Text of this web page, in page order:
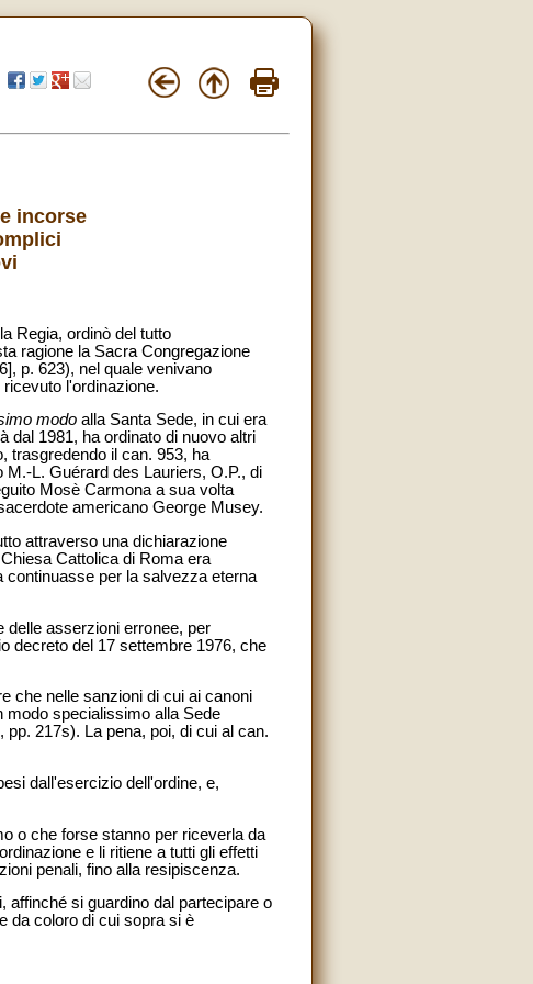
incorse
Regia, ordinò del tutto
ragione la Sacra Congregazione
p. 623), nel quale venivano
l'ordinazione.
modo alla Santa Sede, in cui era
dal 1981, ha ordinato di nuovo altri
trasgredendo il can. 953, ha
L. Guérard des Lauriers, O.P., di
Mosè Carmona a sua volta
americano George Musey.
attraverso una dichiarazione
Cattolica di Roma era
continuasse per la salvezza eterna
delle asserzioni erronee, per
decreto del 17 settembre 1976, che
che nelle sanzioni di cui ai canoni
modo specialissimo alla Sede
217s). La pena, poi, di cui al can.
dall'esercizio dell'ordine, e,
o che forse stanno per riceverla da
e li ritiene a tutti gli effetti
penali, fino alla resipiscenza.
affinché si guardino dal partecipare o
da coloro di cui sopra si è